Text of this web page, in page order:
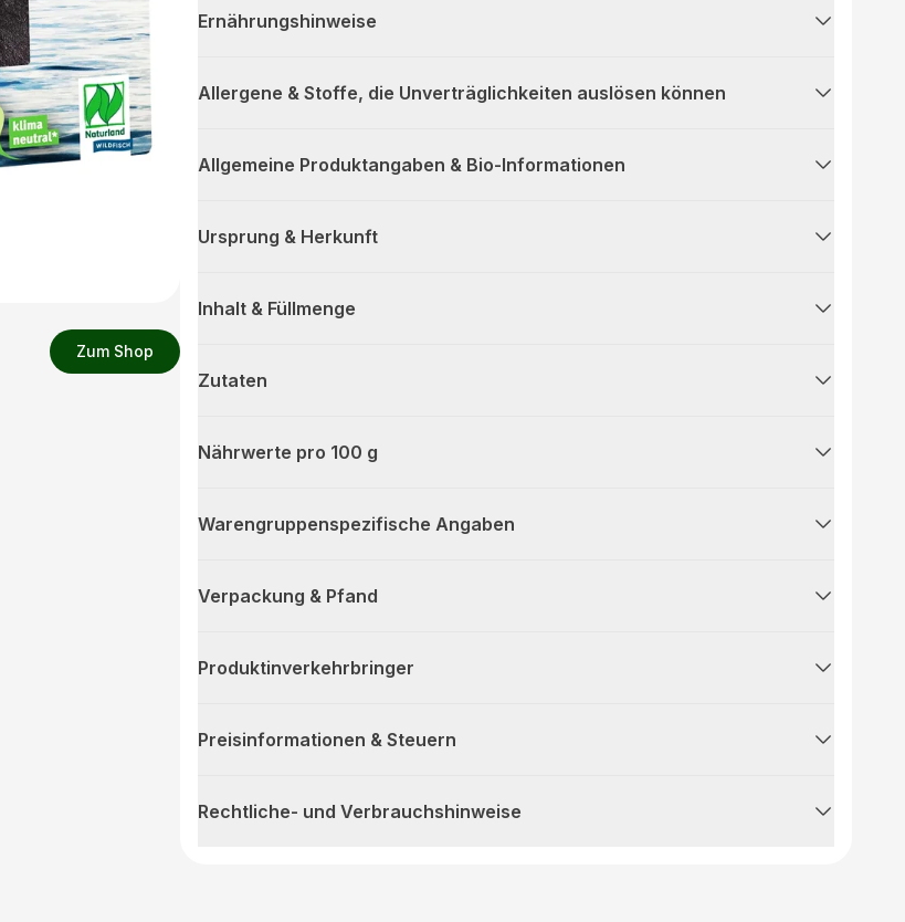
Zum Shop
Ernährungshinweise
Allergene & Stoffe, die Unverträglichkeiten auslösen können
Allgemeine Produktangaben & Bio-Informationen
Ursprung & Herkunft
Inhalt & Füllmenge
Zutaten
Nährwerte pro 100 g
Warengruppenspezifische Angaben
Verpackung & Pfand
Produktinverkehrbringer
Preisinformationen & Steuern
Rechtliche- und Verbrauchshinweise